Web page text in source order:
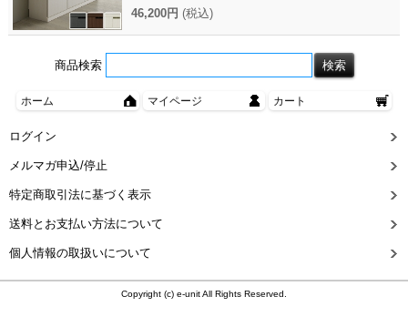
46,200円 (税込)
商品検索
ホーム マイページ カート
ログイン
メルマガ申込/停止
特定商取引法に基づく表示
送料とお支払い方法について
個人情報の取扱いについて
Copyright (c) e-unit All Rights Reserved.